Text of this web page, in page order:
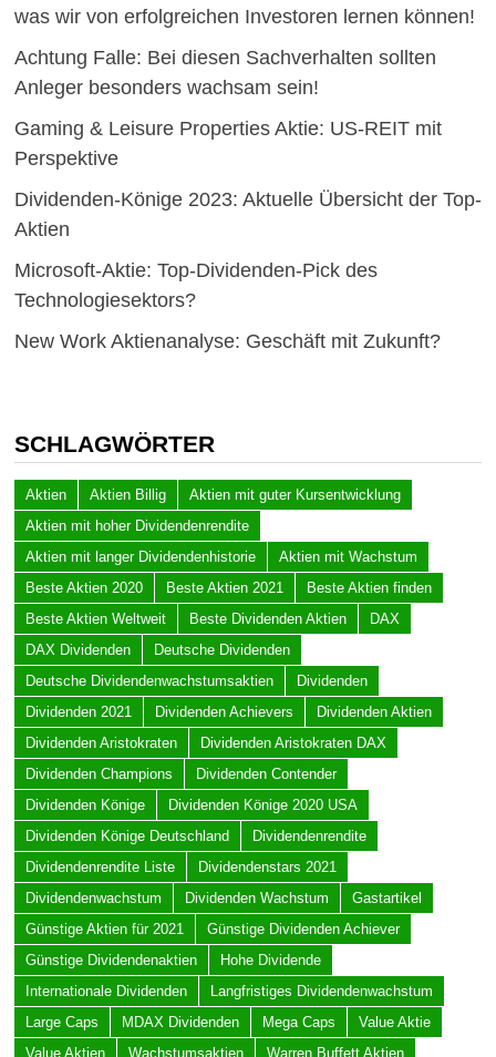
was wir von erfolgreichen Investoren lernen können!
Achtung Falle: Bei diesen Sachverhalten sollten
Anleger besonders wachsam sein!
Gaming & Leisure Properties Aktie: US-REIT mit
Perspektive
Dividenden-Könige 2023: Aktuelle Übersicht der Top-
Aktien
Microsoft-Aktie: Top-Dividenden-Pick des
Technologiesektors?
New Work Aktienanalyse: Geschäft mit Zukunft?
SCHLAGWÖRTER
Aktien Aktien Billig
Aktien mit guter Kursentwicklung
Aktien mit hoher Dividendenrendite
Aktien mit langer Dividendenhistorie
Aktien mit Wachstum
Beste Aktien 2020
Beste Aktien 2021
Beste Aktien finden
Beste Aktien Weltweit
Beste Dividenden Aktien
DAX
DAX Dividenden
Deutsche Dividenden
Deutsche Dividendenwachstumsaktien
Dividenden
Dividenden 2021
Dividenden Achievers
Dividenden Aktien
Dividenden Aristokraten
Dividenden Aristokraten DAX
Dividenden Champions
Dividenden Contender
Dividenden Könige
Dividenden Könige 2020 USA
Dividenden Könige Deutschland
Dividendenrendite
Dividendenrendite Liste
Dividendenstars 2021
Dividendenwachstum
Dividenden Wachstum
Gastartikel
Günstige Aktien für 2021
Günstige Dividenden Achiever
Günstige Dividendenaktien
Hohe Dividende
Internationale Dividenden
Langfristiges Dividendenwachstum
Large Caps
MDAX Dividenden Mega Caps
Value Aktie
Value Aktien
Wachstumsaktien Warren Buffett Aktien